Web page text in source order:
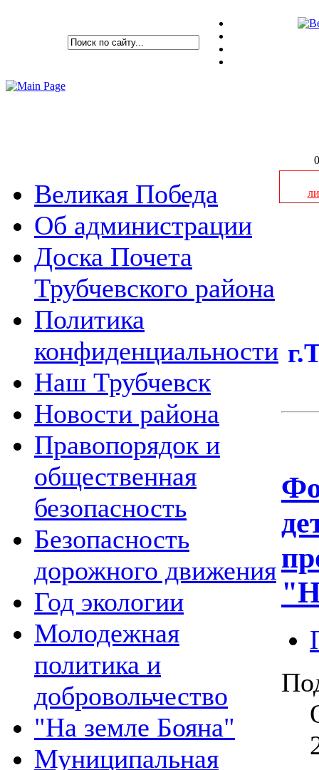
Великая Победа
Об администрации
Доска Почета
Трубчевского района
Политика
конфиденциальности
Наш Трубчевск
Новости района
Правопорядок и
общественная
безопасность
Безопасность
дорожного движения
Год экологии
Молодежная
политика и
добровольчество
"На земле Бояна"
Муниципальная